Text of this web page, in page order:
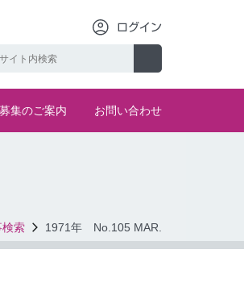
ログイン
集のご案内 お問い合わせ
検索 1971年 No.105 MAR.